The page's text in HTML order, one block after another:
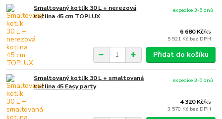
Smaltovaný kotlík 30 L + nerezová
kotlina 45 cm TOPLUX
6 680 Kč/ks
5 521 Kč bez DPH
expedice 3-5 dnů
Přidat do košíku
Smaltovaný kotlík 30 L + smaltovaná
kotlina 45 Easy party
4 320 Kč/ks
3 570 Kč bez DPH
expedice 3-5 dnů